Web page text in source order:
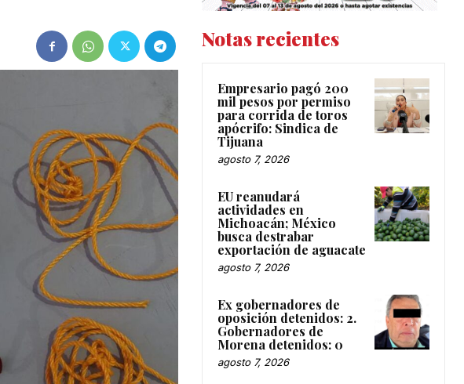
Notas recientes
Empresario pagó 200
mil pesos por permiso
para corrida de toros
apócrifo: Sindica de
Tijuana
agosto 7, 2026
EU reanudará
actividades en
Michoacán; México
busca destrabar
exportación de aguacate
agosto 7, 2026
Ex gobernadores de
oposición detenidos: 2.
Gobernadores de
Morena detenidos: 0
agosto 7, 2026